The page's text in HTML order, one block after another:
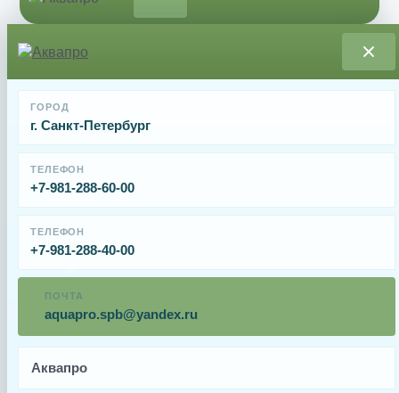
содержимому
ГОРОД
г. Санкт-Петербург
ТЕЛЕФОН
+7-981-288-60-00
ТЕЛЕФОН
+7-981-288-40-00
ПОЧТА
aquapro.spb@yandex.ru
Аквапро
щётки для пылесоса Hayward TigerShark RCX26008
От9608
Роликовые щётки Hayward для робота-пылесоса